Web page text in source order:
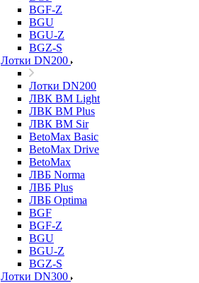
BGF-Z
BGU
BGU-Z
BGZ-S
Лотки DN200
Лотки DN200
ЛВК ВМ Light
ЛВК ВМ Plus
ЛВК ВМ Sir
BetoMax Basic
BetoMax Drive
BetoMax
ЛВБ Norma
ЛВБ Plus
ЛВБ Optima
BGF
BGF-Z
BGU
BGU-Z
BGZ-S
Лотки DN300